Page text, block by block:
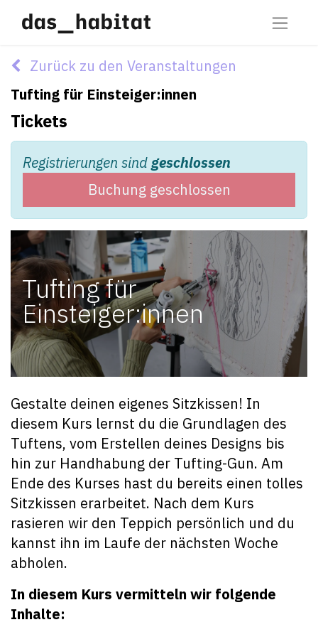
Zurück zu den Veranstaltungen
Tufting für Einsteiger:innen
Tickets
Registrierungen sindgeschlossen
Buchung geschlossen
Tufting für
Einsteiger:innen
Gestalte deinen eigenes Sitzkissen! In
diesem Kurs lernst du die Grundlagen des
Tuftens, vom Erstellen deines Designs bis
hin zur Handhabung der Tufting-Gun. Am
Ende des Kurses hast du bereits einen tolles
Sitzkissen erarbeitet. Nach dem Kurs
rasieren wir den Teppich persönlich und du
kannst ihn im Laufe der nächsten Woche
abholen.
In diesem Kurs vermitteln wir folgende
Inhalte: